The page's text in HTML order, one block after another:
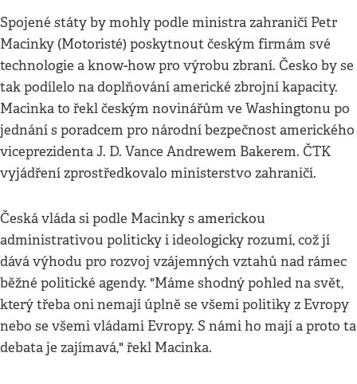
Spojené státy by mohly podle ministra zahraničí Petr
Macinky (Motoristé) poskytnout českým firmám své
technologie a know-how pro výrobu zbraní. Česko by se
tak podílelo na doplňování americké zbrojní kapacity.
Macinka to řekl českým novinářům ve Washingtonu po
jednání s poradcem pro národní bezpečnost amerického
viceprezidenta J. D. Vance Andrewem Bakerem. ČTK
vyjádření zprostředkovalo ministerstvo zahraničí.
Česká vláda si podle Macinky s americkou
administrativou politicky i ideologicky rozumí, což jí
dává výhodu pro rozvoj vzájemných vztahů nad rámec
běžné politické agendy. "Máme shodný pohled na svět,
který třeba oni nemají úplně se všemi politiky z Evropy
nebo se všemi vládami Evropy. S námi ho mají a proto ta
debata je zajímavá," řekl Macinka.